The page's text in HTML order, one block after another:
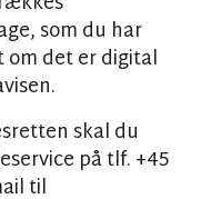
som du har
om det er digital
skal du
på tlf. +45
til